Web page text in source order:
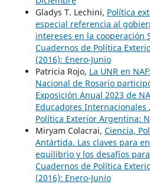
Gladys T. Lechini, Política
especial referencia al
intereses en la cooperación
Cuadernos de Política
(2016): Enero-Junio
Patricia Rojo, La UNR en
Nacional de Rosario
Exposición Anual 2023 de
Educadores Internacionales ,
Política Exterior Argentina:
Miryam Colacrai, Ciencia,
Antártida. Las claves para
equilibrio y los desafíos
Cuadernos de Política
(2016): Enero-Junio